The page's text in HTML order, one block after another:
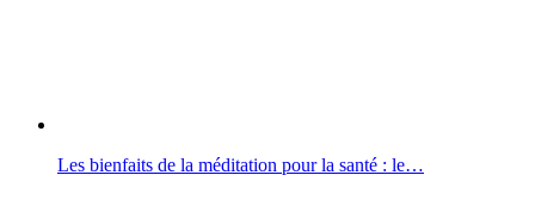
Les bienfaits de la méditation pour la santé : le…